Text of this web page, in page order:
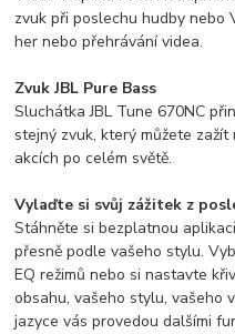
zvuk při poslechu hudby nebo
her nebo přehrávání videa.
Zvuk JBL Pure Bass
Sluchátka JBL Tune 670NC
stejný zvuk, který můžete
akcích po celém světě.
Vylaďte si svůj zážitek z
Stáhněte si bezplatnou
přesně podle vašeho stylu.
EQ režimů nebo si nastavte
obsahu, vašeho stylu, vašeho
jazyce vás provedou dalšími